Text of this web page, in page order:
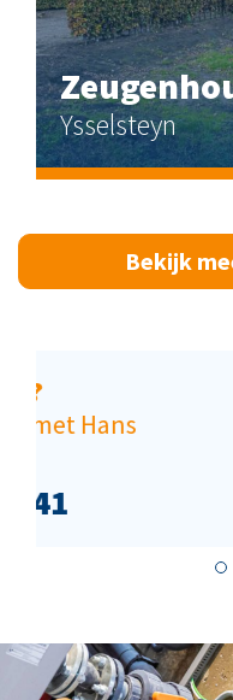
Ysselsteyn
Bekijk
Heeft
Neem